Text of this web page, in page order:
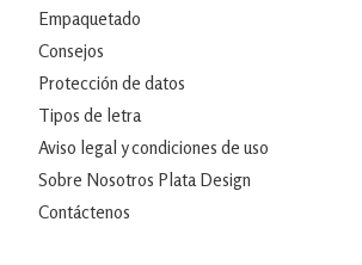
Empaquetado
Consejos
Protección de datos
Tipos de letra
Aviso legal y condiciones de uso
Sobre Nosotros Plata Design
Contáctenos